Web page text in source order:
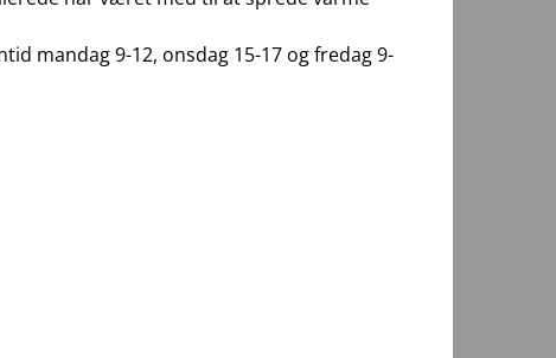
mandag 9-12, onsdag 15-17 og fredag 9-